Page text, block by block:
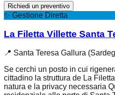
Richiedi un preventivo
✨ Gestione Diretta
La Filetta Villette Santa
📍 Santa Teresa Gallura
Se cerchi un posto in cui
cittadino la struttura de La
natura e la privacy necessaria